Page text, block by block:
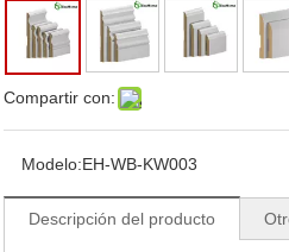
Compartir con:
Modelo:EH-WB-KW003
Descripción del producto